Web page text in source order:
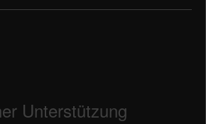
Unterstützung